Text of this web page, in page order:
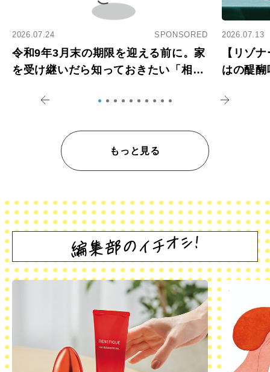
2026.07.24 SPONSORED
令和9年3月末の期限を迎える前に。家
を受け継いだら知っておきたい「相続
2026.07.13
【リゾ
はの醍
もっと見る